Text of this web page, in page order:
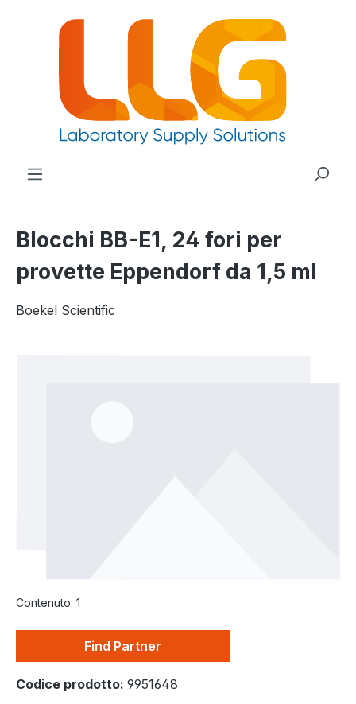
principale
Blocchi BB-E1, 24 fori per
provette Eppendorf da 1,5 ml
Boekel Scientific
Contenuto: 1
Find Partner
Codice prodotto: 9951648